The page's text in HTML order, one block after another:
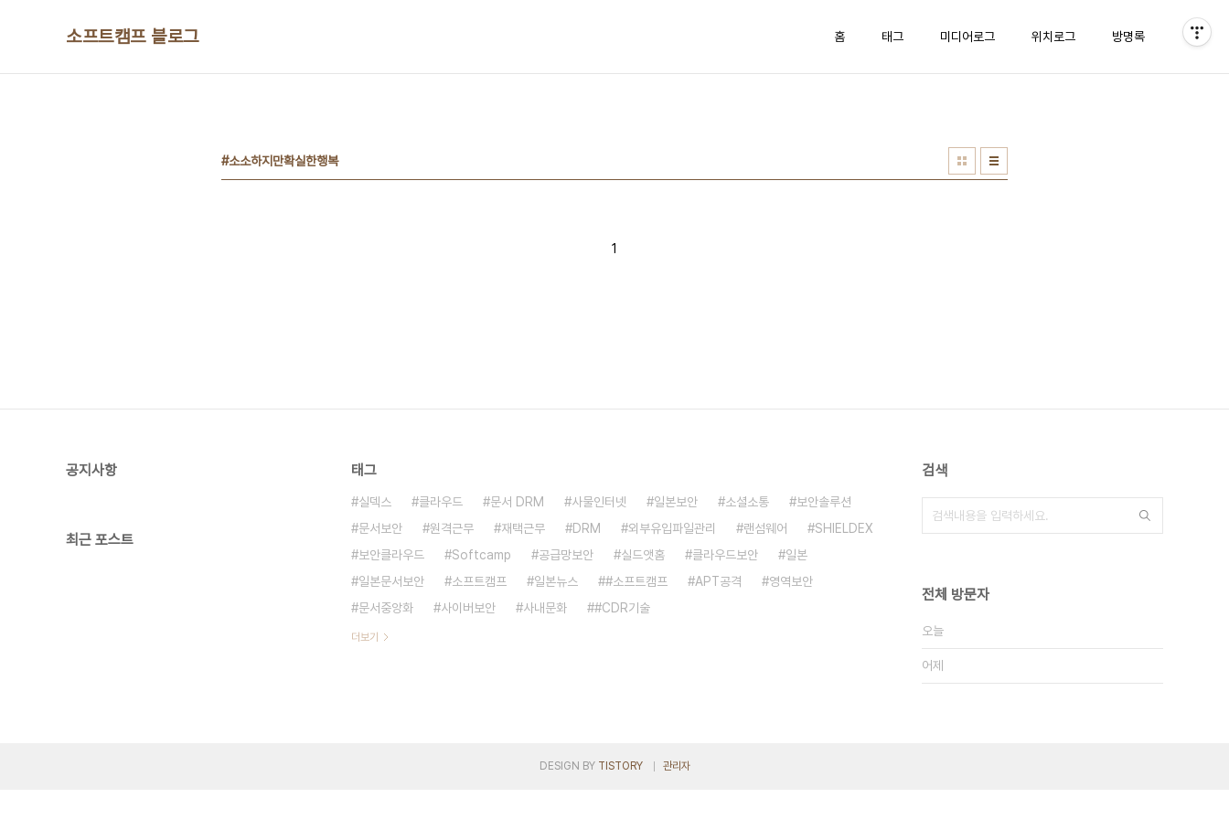
소프트캠프 블로그 홈 태그 미디어로그 위치로그 방명록
#소소하지만확실한행복
1
공지사항
최근 포스트
태그
실덱스 클라우드 문서 DRM 사물인터넷 일본보안 소셜소통
보안솔루션
문서보안
원격근무 재택근무 DRM 외부유입파일관리 랜섬웨어
SHIELDEX
보안클라우드
Softcamp 공급망보안 실드앳홈 클라우드보안
일본
일본문서보안
소프트캠프 일본뉴스 #소프트캠프 APT공격
영역보안
문서중앙화
사이버보안 사내문화 #CDR기술
더보기
검색
전체 방문자
오늘
어제
DESIGN BY TISTORY 관리자